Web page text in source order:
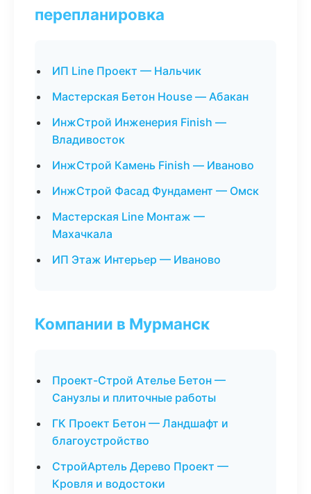
перепланировка
ИП Line Проект — Нальчик
Мастерская Бетон House — Абакан
ИнжСтрой Инженерия Finish —
Владивосток
ИнжСтрой Камень Finish — Иваново
ИнжСтрой Фасад Фундамент — Омск
Мастерская Line Монтаж —
Махачкала
ИП Этаж Интерьер — Иваново
Компании в Мурманск
Проект-Строй Ателье Бетон —
Санузлы и плиточные работы
ГК Проект Бетон — Ландшафт и
благоустройство
СтройАртель Дерево Проект —
Кровля и водостоки